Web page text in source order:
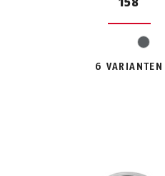
grijs
6 VARIANTEN